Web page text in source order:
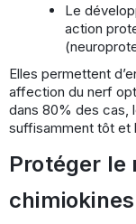
Le
action
Elles permettent
affection du nerf
dans 80% des cas,
suffisamment tôt et
Protéger le
chimiokines